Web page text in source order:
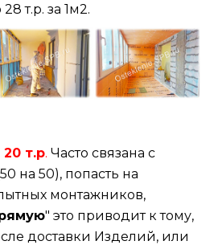
т.р. за 1м2.
20 т.р. Часто связана с
на 50), попасть на
монтажников,
" это приводит к тому,
доставки Изделий, или